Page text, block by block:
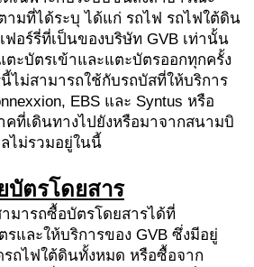
ามที่ได้ระบุ ได้แก่ รถไฟ รถไฟใต้ดิน
ฟอร์รี่ที่เป็นของบริษัท GVB เท่านั้น
ตะบัตรเข้าและแตะบัตรออกทุกครั้ง
ไม่สามารถใช้กับรถบัสที่ให้บริการ
EBS และ Syntus หรือ
ที่เดินทางไปยังหรือมาจากสนามบิ
ไม่รวมอยู่ในนี้
บัตรโดยสาร
รถซื้อบัตรโดยสารได้ที่
รและให้บริการของ GVB ซึ่งมีอยู่
ถไฟใต้ดินทั้งหมด หรือซื้อจาก